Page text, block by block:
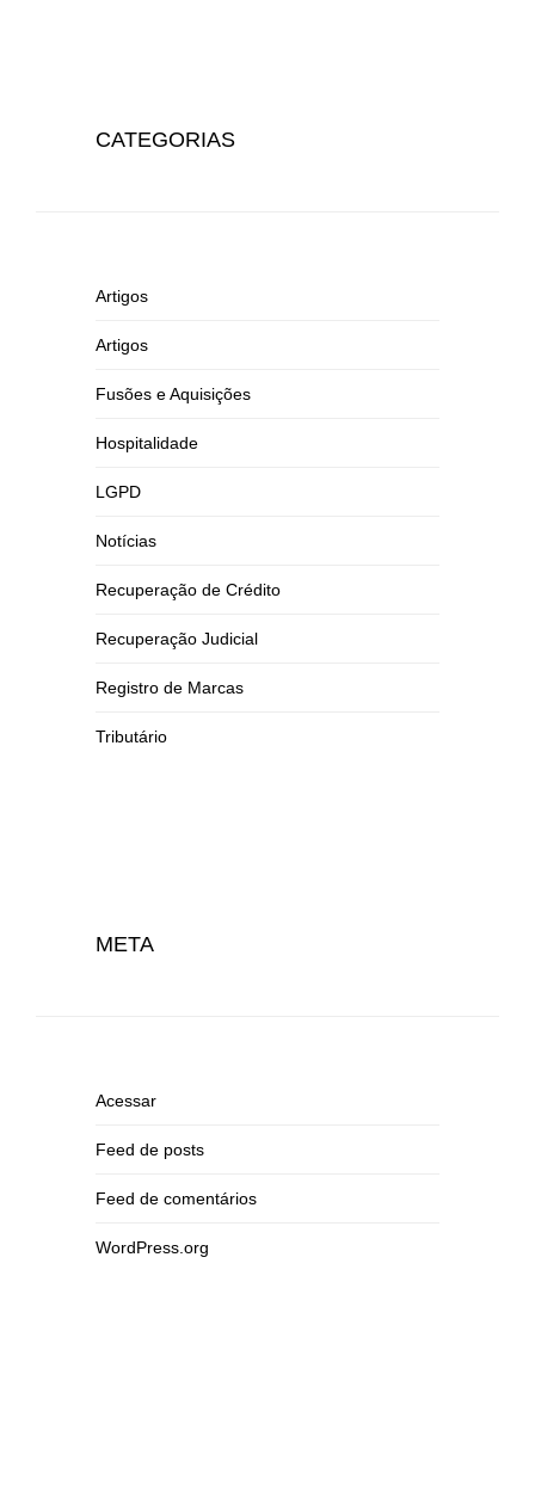
CATEGORIAS
Artigos
Artigos
Fusões e Aquisições
Hospitalidade
LGPD
Notícias
Recuperação de Crédito
Recuperação Judicial
Registro de Marcas
Tributário
META
Acessar
Feed de posts
Feed de comentários
WordPress.org